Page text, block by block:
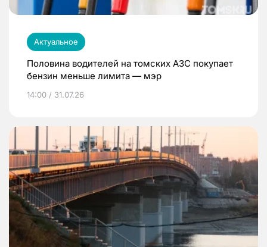
Актуальное
Половина водителей на томских АЗС покупает
бензин меньше лимита — мэр
14:00 / 31.07.26